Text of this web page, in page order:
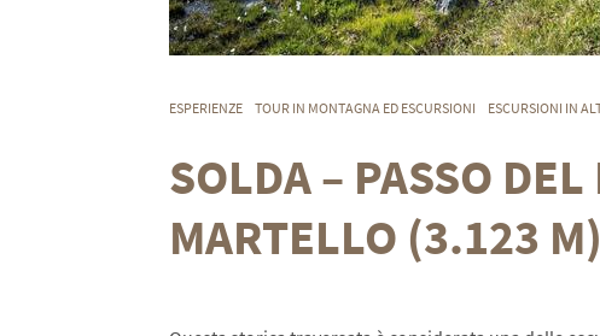
ESPERIENZE TOUR IN MONTAGNA ED ESCURSIONI ESCURSIONI IN
SOLDA – PASSO
MARTELLO (3.123 M)